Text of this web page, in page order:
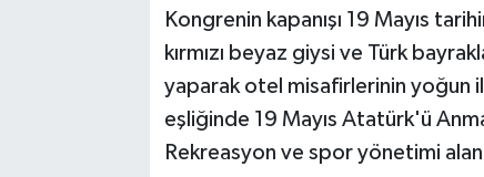
Kongrenin kapanışı 19 Mayıs
kırmızı beyaz giysi ve Türk
yaparak otel misafirlerinin yoğun
eşliğinde 19 Mayıs Atatürk'ü
Rekreasyon ve spor yönetimi